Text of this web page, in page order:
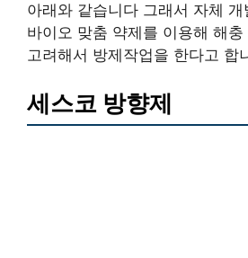
아래와 같습니다 그래서 자체
바이오 맞춤 약제를 이용해 해충
고려해서 방제작업을 한다고 합
세스코 방향제